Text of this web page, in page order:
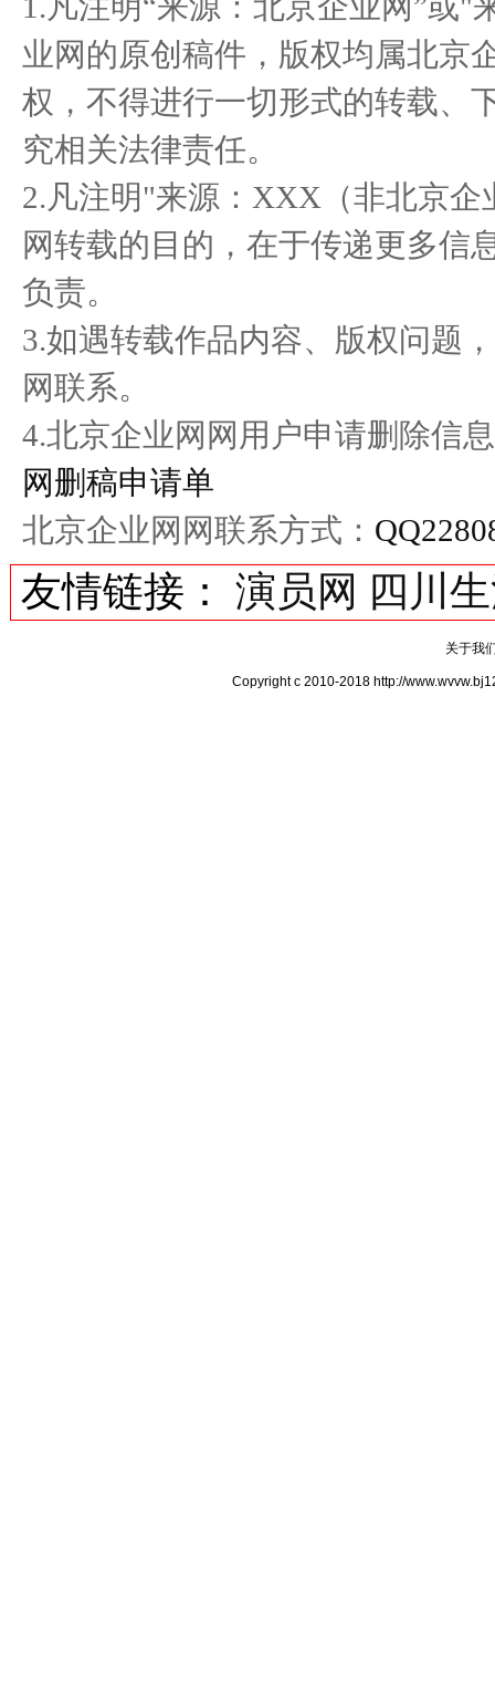
浪你马淮超开赛在即，淮安
区队蓄
业网的原创稿件，版权均属北京
权，不得进行一切形式的转载、
究相关法律责任。
2.凡注明"来源：XXX（非北京
网转载的目的，在于传递更多信
负责。
3.如遇转载作品内容、版权问题
网联系。
4.北京企业网网用户申请删除信
网删稿申请单
北京企业网网联系方式：
友情链接： 演员网 四川
关于我
Copyright c 2010-2018 http://